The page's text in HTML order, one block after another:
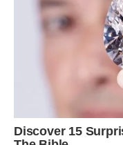
кубиками,
і м’якості.
У каструлю з
цибулю, додаємо
прес зубчики
обережні: варені